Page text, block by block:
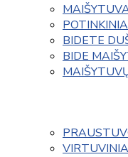
BIDETE
BIDE